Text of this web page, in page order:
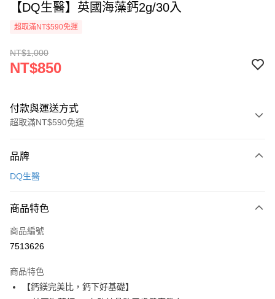
【DQ生醫】英國海藻鈣2g/30入
超取滿NT$590免運
NT$1,000
NT$850
付款與運送方式
超取滿NT$590免運
信用卡一次付款
LINE Pay
Apple Pay
悠遊付
品牌
DQ生醫
商品特色
商品編號
7513626
商品特色
【鈣鎂完美比，鈣下好基礎】